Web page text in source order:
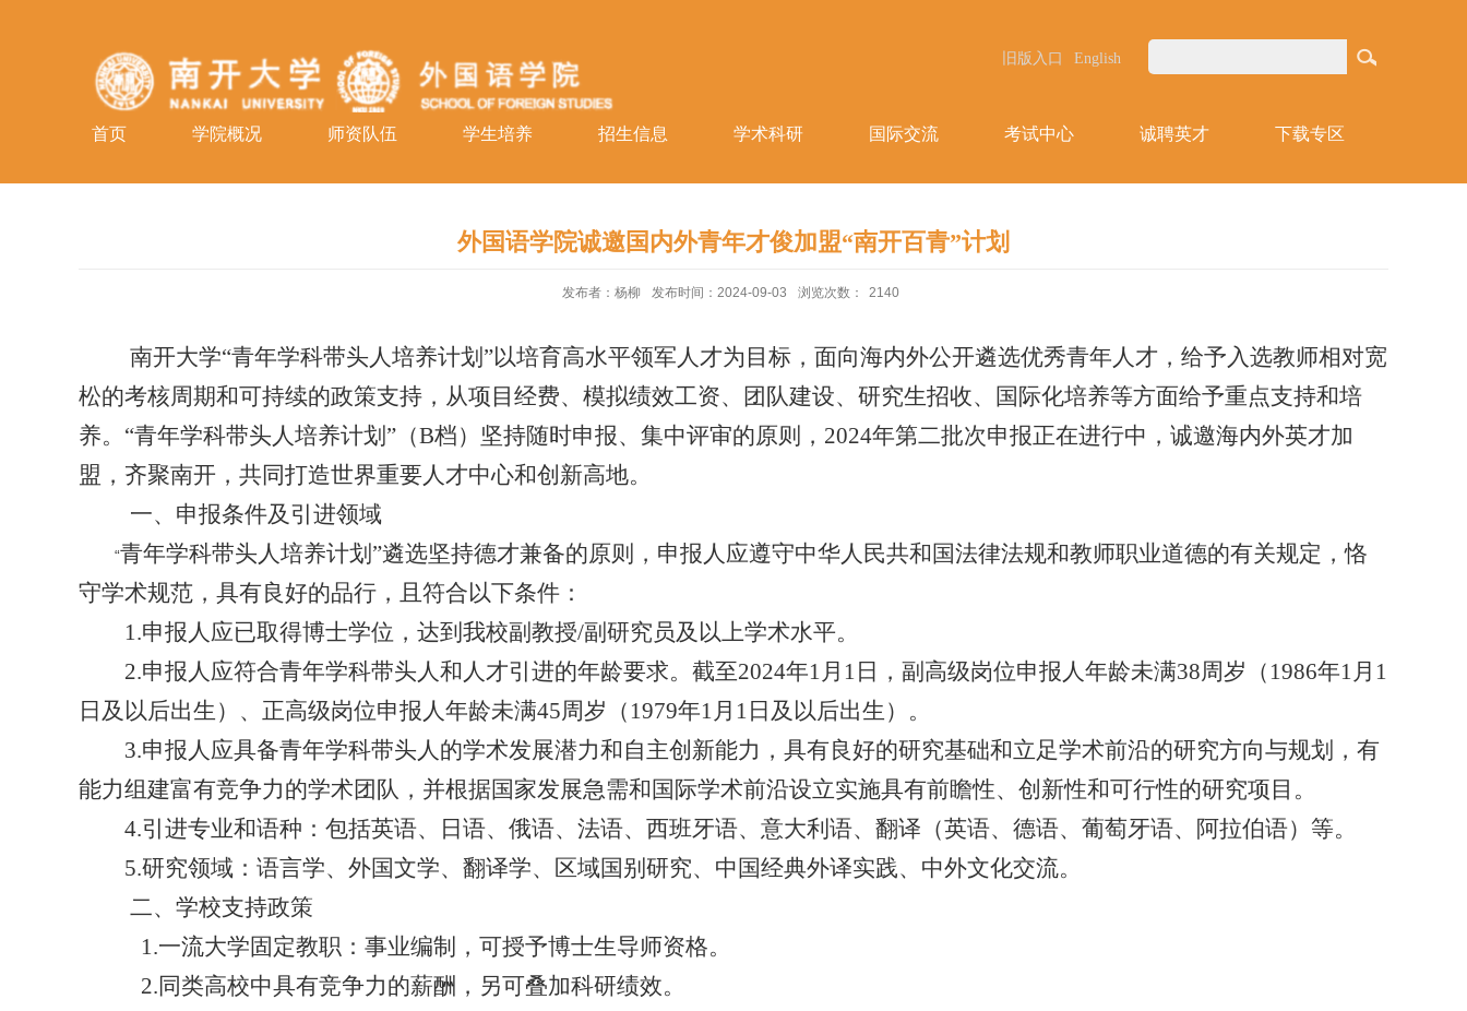
旧版入口 English
首页 学院概况 师资队伍 学生培养 招生信息 学术科研 国际交流 考试中心 诚聘英才 下载专区
外国语学院诚邀国内外青年才俊加盟“南开百青”计划
发布者：杨柳 发布时间：2024-09-03 浏览次数： 2140
南开大学“青年学科带头人培养计划”以培育高水平领军人才为目标，面向海内外公开遴选优秀青年人才，给予入选教师相对宽
松的考核周期和可持续的政策支持，从项目经费、模拟绩效工资、团队建设、研究生招收、国际化培养等方面给予重点支持和培
养。“青年学科带头人培养计划”（B档）坚持随时申报、集中评审的原则， 2024年第二批次申报正在进行中，诚邀海内外英才加
盟，齐聚南开，共同打造世界重要人才中心和创新高地。
一、申报条件及引进领域
“青年学科带头人培养计划”遴选坚持德才兼备的原则，申报人应遵守中华人民共和国法律法规和教师职业道德的有关规定，恪
守学术规范，具有良好的品行，且符合以下条件：
1.申报人应已取得博士学位，达到我校副教授/副研究员及以上学术水平。
2.申报人应符合青年学科带头人和人才引进的年龄要求。截至2024年1月 1 日，副高级岗位申报人年龄未满38周岁（ 1986年1月 1
日及以后出生）、正高级岗位申报人年龄未满45周岁（ 1979年1月 1 日及以后出生）。
3.申报人应具备青年学科带头人的学术发展潜力和自主创新能力，具有良好的研究基础和立足学术前沿的研究方向与规划，有
能力组建富有竞争力的学术团队，并根据国家发展急需和国际学术前沿设立实施具有前瞻性、创新性和可行性的研究项目。
4.引进专业和语种：包括英语、日语、俄语、法语、西班牙语、意大利语、翻译（英语、德语、葡萄牙语、阿拉伯语）等。
5.研究领域：语言学、外国文学、翻译学、区域国别研究、中国经典外译实践、中外文化交流。
二、学校支持政策
1.一流大学固定教职：事业编制，可授予博士生导师资格。
2.同类高校中具有竞争力的薪酬，另可叠加科研绩效。